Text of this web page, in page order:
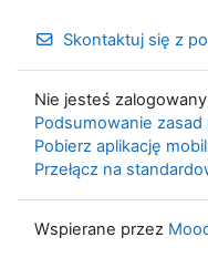
Skontaktuj się z
Nie jesteś
Podsumowanie
Pobierz aplikację
Przełącz na
Wspierane przez